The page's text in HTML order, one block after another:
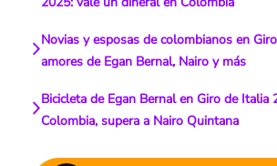
Novias y esposas de colombianos en
amores de Egan Bernal, Nairo y más
Bicicleta de Egan Bernal en Giro de Italia
Colombia, supera a Nairo Quintana